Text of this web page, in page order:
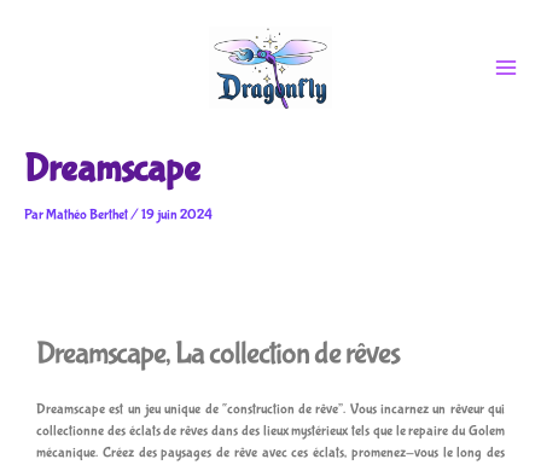
Dreamscape
ParMathéo Berthet/19 juin 2024
Dreamscape, La collection de rêves
Dreamscape est un jeu unique de “construction de rêve”. Vous incarnez un rêveur qui
collectionne des éclats de rêves dans des lieux mystérieux tels que le repaire du Golem
mécanique. Créez des paysages de rêve avec ces éclats, promenez-vous le long des